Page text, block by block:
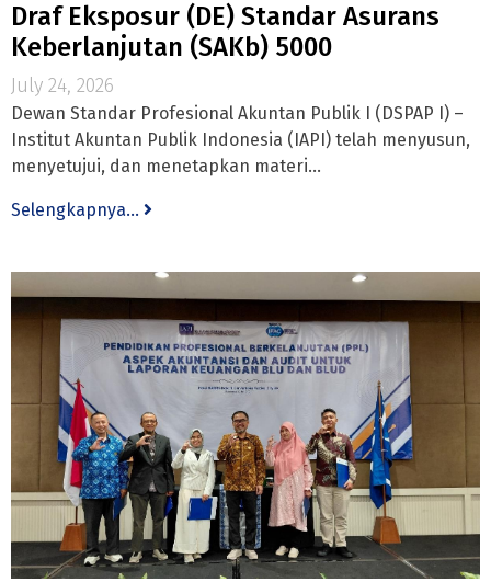
Draf Eksposur (DE) Standar Asurans
Keberlanjutan (SAKb) 5000
July 24, 2026
Dewan Standar Profesional Akuntan Publik I (DSPAP I) –
Institut Akuntan Publik Indonesia (IAPI) telah menyusun,
menyetujui, dan menetapkan materi...
Selengkapnya...